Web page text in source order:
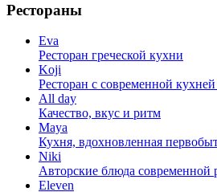
Рестораны
Eva
Ресторан греческой кухни
Koji
Ресторан с cовременной
All day
Качество, вкус и ритм
Maya
Кухня, вдохновленная
Niki
Авторские блюда современной
Eleven